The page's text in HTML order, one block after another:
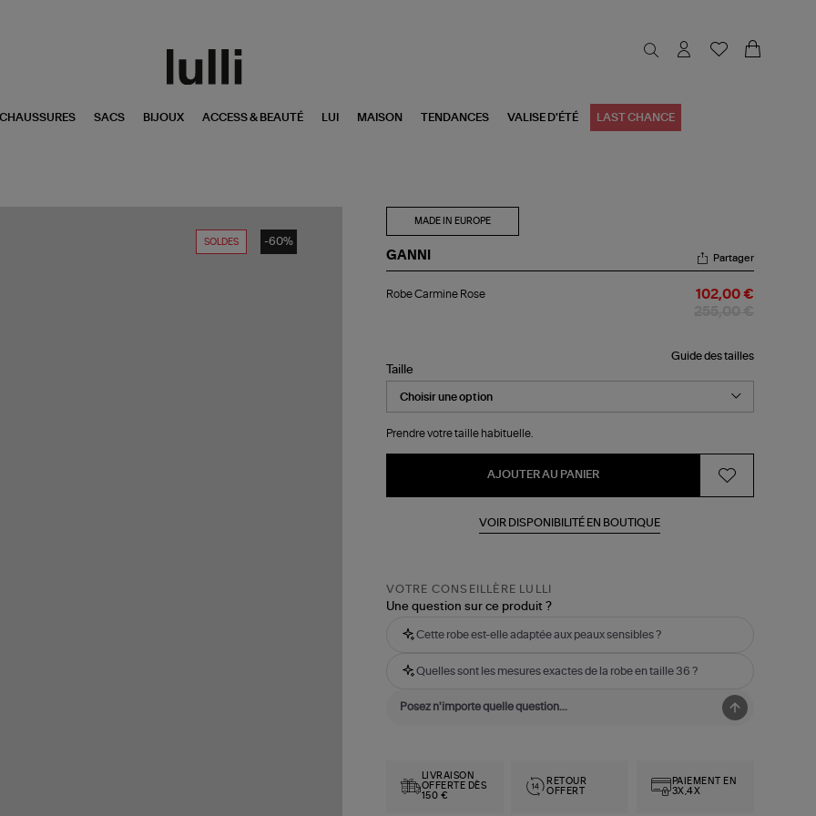
CHAUSSURES SACS BIJOUX ACCESS & BEAUTÉ LUI MAISON TENDANCES VALISE D'ÉTÉ LAST CHANCE
SOLDES -60%
MADE IN EUROPE
GANNI
Carmine
Partager
Robe Carmine Rose 102,00 €
Guide des tailles
Taille
Prendre votre taille habituelle.
AJOUTER AU PANIER
VOIR DISPONIBILITÉ EN BOUTIQUE
VOTRE CONSEILLÈRE LULLI
Une question sur ce produit ?
Cette robe est-elle adaptée aux peaux sensibles ?
Quelles sont les mesures exactes de la robe en taille 36 ?
LIVRAISON
OFFERTE DÈS
150 €
RETOUR
OFFERT
PAIEMENT EN
3X,4X